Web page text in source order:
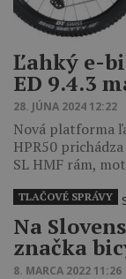
Ľahký e-
ED 9.4.3
28. JÚNA 2024 12:22
Nová platforma
HPR50
SL HMF rám,
Na
značka
8. MARCA 2022 11:26
TLAČOVÉ SPRÁVY